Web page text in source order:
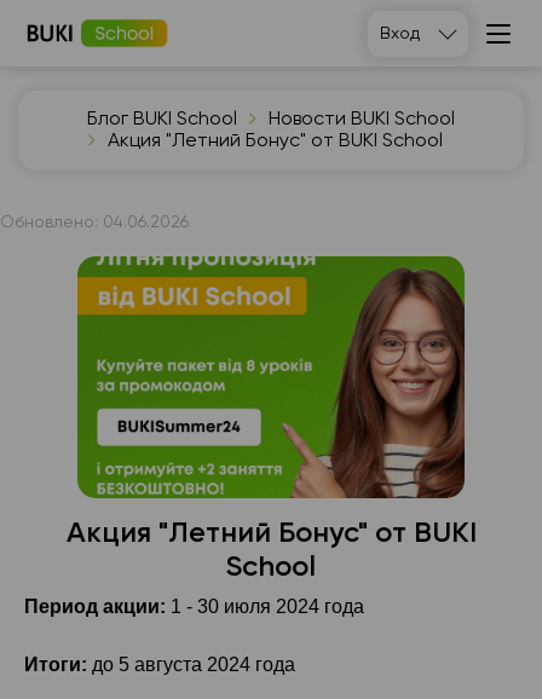
Вход
Блог BUKI School
Новости BUKI School
Акция "Летний Бонус" от BUKI School
Обновлено: 04.06.2026
Акция "Летний Бонус" от BUKI
School
Период акции: 1 - 30 июля 2024 года
Итоги: до 5 августа 2024 года